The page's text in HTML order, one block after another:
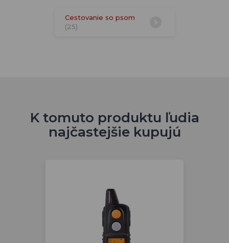
Cestovanie so psom
(25)
K tomuto produktu ľudia
najčastejšie kupujú